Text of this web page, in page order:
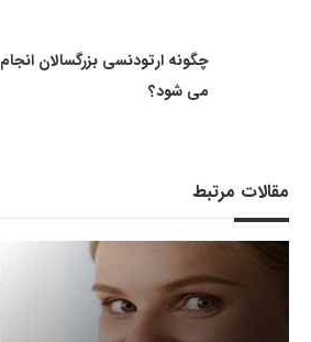
چگونه ارتودنسی بزرگسالان انجام
می شود؟
مقالات مرتبط